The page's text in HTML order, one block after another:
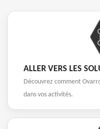
ALLER VERS LES
Découvrez comment
dans vos activités.